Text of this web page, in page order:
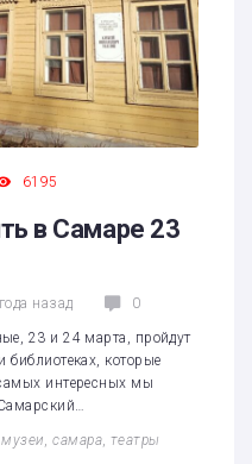
6195
в Самаре 23
назад 0
23 и 24 марта, пройдут
библиотеках, которые
интересных мы
,музеи ,самара театры